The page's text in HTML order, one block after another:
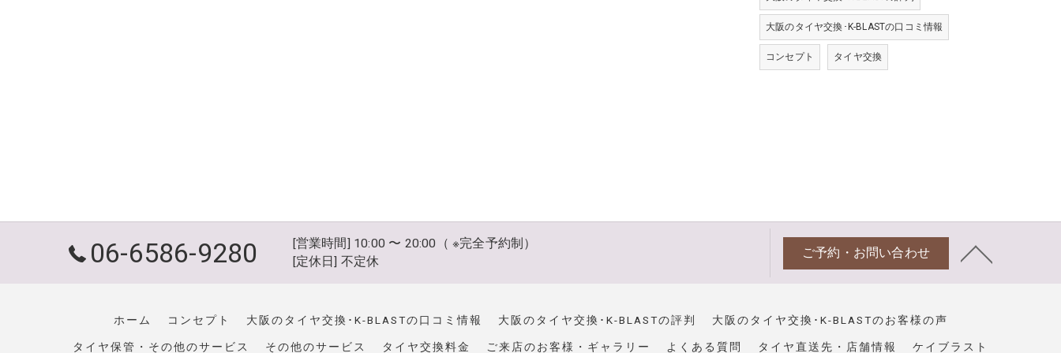
大阪のタイヤ交換･K-BLASTの口コミ情報
コンセプト タイヤ交換
06-6586-9280
[営業時間] 10:00 〜 20:00（ ※完全予約制）
[定休日] 不定休
ご予約・お問い合わせ
ホーム コンセプト 大阪のタイヤ交換･K-BLASTの口コミ情報 大阪のタイヤ交換･K-BLASTの評判 大阪のタイヤ交換･K-BLASTのお客様の声
タイヤ保管・その他のサービス その他のサービス タイヤ交換料金 ご来店のお客様・ギャラリー よくある質問 タイヤ直送先・店舗情報 ケイブラスト